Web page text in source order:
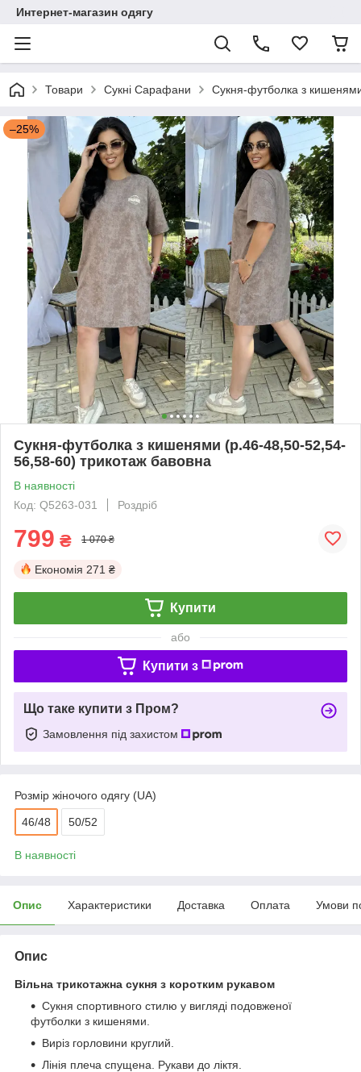
Интернет-магазин одягу
Товари Сукні Сарафани Сукня-футболка з
–25%
Сукня-футболка з кишенями (р.46-48,50-52,54-
56,58-60) трикотаж бавовна
В наявності
Код: Q5263-031
Роздріб
799 ₴ 1 070 ₴
Економія 271 ₴
Купити
або
Купити з
Що таке купити з Пром?
Замовлення під захистом
Розмір жіночого одягу (UA)
46/48 50/52
В наявності
Опис Характеристики Доставка Оплата Умови
Опис
Вільна трикотажна сукня з коротким рукавом
Сукня спортивного стилю у вигляді подовженої
футболки з кишенями.
Виріз горловини круглий.
Лінія плеча спущена. Рукави до ліктя.